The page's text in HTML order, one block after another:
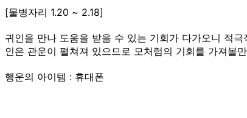
[물병자리 1.20 ~ 2.18]
귀인을 만나 도움을 받을 수 있는 기회가 다가오니 적
인은 관운이 펼쳐져 있으므로 모처럼의 기회를 가져볼
행운의 아이템 : 휴대폰